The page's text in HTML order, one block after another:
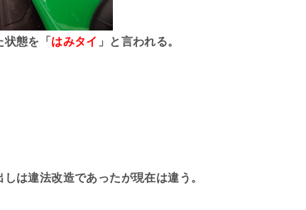
態を「 はみタイ 」と言われる。
は違法改造であったが現在は違う。